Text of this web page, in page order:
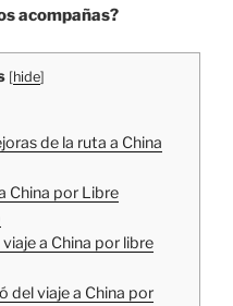
acompañas?
[hide]
de la ruta a China
China por Libre
a China por libre
del viaje a China por